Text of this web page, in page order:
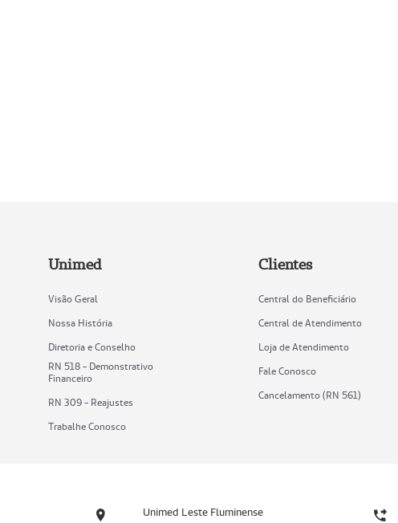
Unimed
Visão Geral
Nossa História
Diretoria e Conselho
RN 518 - Demonstrativo
Financeiro
RN 309 - Reajustes
Trabalhe Conosco
Clientes
Central do Beneficiário
Central de Atendimento
Loja de Atendimento
Fale Conosco
Cancelamento (RN 561)
Unimed Leste Fluminense